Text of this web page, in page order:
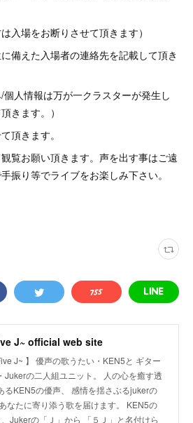
入場をお断りさせて頂きます）
備えた入場者の連絡先を記載して頂き
/個人情報は万が一クラスターが発生し
きます。）
頂きます。
覧お願い頂きます。声を出す事はご遠
振り等でライブをお楽しみ下さい。
J~ official web site
J~ 】 優声の歌うたい・KEN5と ギター
Jukerの二人組ユニット。 人の心を癒す透
るKEN5の優声、 感情を揺さぶるjukerの
なたに寄り添う歌を届けます。 KEN5の
、Jukerの「Ｊ」から 「５Ｊ」と名付けら